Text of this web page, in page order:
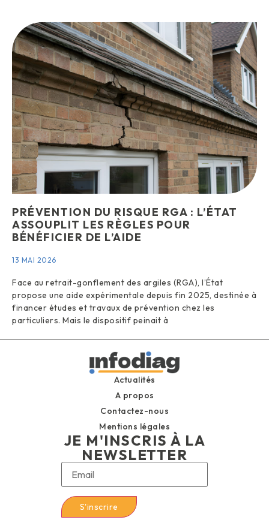
PRÉVENTION DU RISQUE RGA : L’ÉTAT
ASSOUPLIT LES RÈGLES POUR
BÉNÉFICIER DE L’AIDE
13 MAI 2026
Face au retrait-gonflement des argiles (RGA), l’État
propose une aide expérimentale depuis fin 2025, destinée à
financer études et travaux de prévention chez les
particuliers. Mais le dispositif peinait à
Actualités
A propos
Contactez-nous
Mentions légales
JE M'INSCRIS À LA
NEWSLETTER